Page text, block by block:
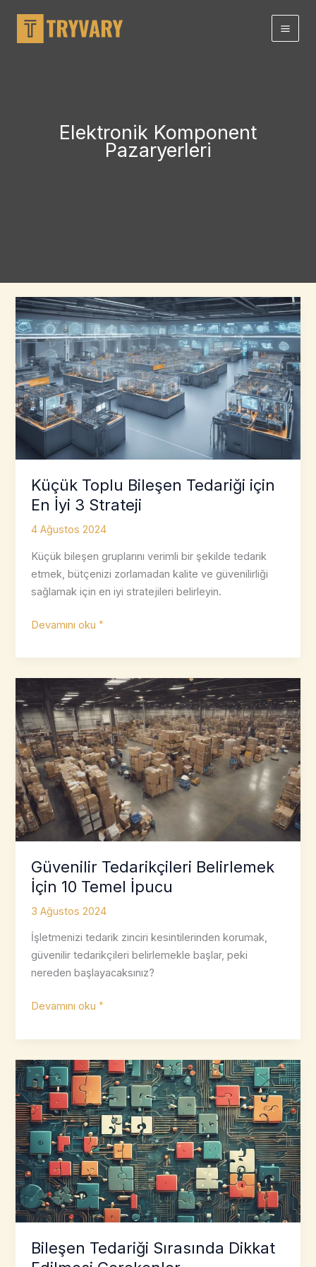
Elektronik Komponent
Pazaryerleri
Küçük Toplu Bileşen Tedariği için
En İyi 3 Strateji
4 Ağustos 2024
Küçük bileşen gruplarını verimli bir şekilde tedarik
etmek, bütçenizi zorlamadan kalite ve güvenilirliği
sağlamak için en iyi stratejileri belirleyin.
Küçük
Bileşen
Tedariği
En
İyi
3
Strateji
Devamını oku "
Güvenilir Tedarikçileri Belirlemek
İçin 10 Temel İpucu
3 Ağustos 2024
İşletmenizi tedarik zinciri kesintilerinden korumak,
güvenilir tedarikçileri belirlemekle başlar, peki
nereden başlayacaksınız?
Güvenilir
Belirlemek
İçin
10
Temel
İpucu
Devamını oku "
Bileşen Tedariği Sırasında Dikkat